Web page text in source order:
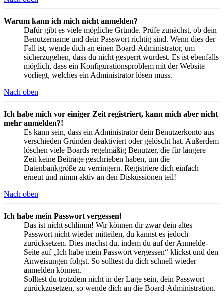
Warum kann ich mich nicht anmelden?
Dafür gibt es viele mögliche Gründe. Prüfe zunächst, ob dein
Benutzername und dein Passwort richtig sind. Wenn dies der
Fall ist, wende dich an einen Board-Administrator, um
sicherzugehen, dass du nicht gesperrt wurdest. Es ist ebenfalls
möglich, dass ein Konfigurationsproblem mit der Website
vorliegt, welches ein Administrator lösen muss.
Nach oben
Ich habe mich vor einiger Zeit registriert, kann mich aber nicht
mehr anmelden?!
Es kann sein, dass ein Administrator dein Benutzerkonto aus
verschieden Gründen deaktiviert oder gelöscht hat. Außerdem
löschen viele Boards regelmäßig Benutzer, die für längere
Zeit keine Beiträge geschrieben haben, um die
Datenbankgröße zu verringern. Registriere dich einfach
erneut und nimm aktiv an den Diskussionen teil!
Nach oben
Ich habe mein Passwort vergessen!
Das ist nicht schlimm! Wir können dir zwar dein altes
Passwort nicht wieder mitteilen, du kannst es jedoch
zurücksetzen. Dies machst du, indem du auf der Anmelde-
Seite auf „Ich habe mein Passwort vergessen“ klickst und den
Anweisungen folgst. So solltest du dich schnell wieder
anmelden können.
Solltest du trotzdem nicht in der Lage sein, dein Passwort
zurückzusetzen, so wende dich an die Board-Administration.